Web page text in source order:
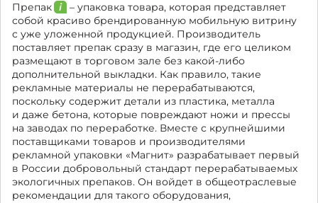
Препак
– упаковка товара, которая представляет
собой красиво брендированную мобильную витрину
с уже уложенной продукцией. Производитель
поставляет препак сразу в магазин, где его целиком
размещают в торговом зале без какой-либо
дополнительной выкладки. Как правило, такие
рекламные материалы не перерабатываются,
поскольку содержит детали из пластика, металла
и даже бетона, которые повреждают ножи и прессы
на заводах по переработке. Вместе с крупнейшими
поставщиками товаров и производителями
рекламной упаковки «Магнит» разрабатывает первый
в России добровольный стандарт перерабатываемых
экологичных препаков. Он войдет в общеотраслевые
рекомендации для такого оборудования,